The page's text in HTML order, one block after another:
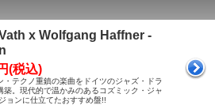
x Wolfgang Haffner -
(税込)
・テクノ重鎮の楽曲をドイツのジャズ・ドラ
築。現代的で温かみのあるコズミック・ジャ
ョンに仕立てたおすすめ盤!!